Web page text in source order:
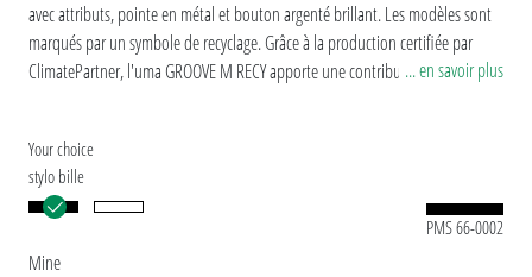
avec attributs, pointe en métal et bouton argenté brillant. Les modèles sont
marqués par un symbole de recyclage. Grâce à la production certifiée par
ClimatePartner, l'uma GROOVE M RECY apporte une contribution durable
... en savoir plus
Your choice
stylo bille
PMS 66-0002
Mine